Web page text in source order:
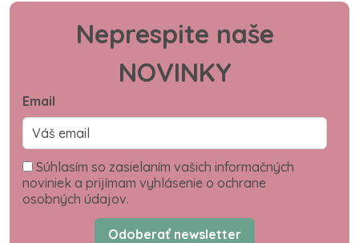
Neprespite naše
NOVINKY
Email
Súhlasím so zasielaním vašich informačných
noviniek a prijímam vyhlásenie o ochrane
osobných údajov.
Odoberať newsletter